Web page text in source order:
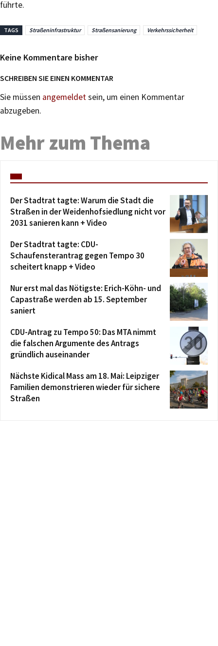
führte.
TAGS Straßeninfrastruktur Straßensanierung Verkehrssicherheit
Keine Kommentare bisher
SCHREIBEN SIE EINEN KOMMENTAR
Sie müssen angemeldetsein, um einen Kommentar
abzugeben.
Mehr zum Thema
Der Stadtrat tagte: Warum die Stadt die
Straßen in der Weidenhofsiedlung nicht vor
2031 sanieren kann + Video
Der Stadtrat tagte: CDU-
Schaufensterantrag gegen Tempo 30
scheitert knapp + Video
Nur erst mal das Nötigste: Erich-Köhn- und
Capastraße werden ab 15. September
saniert
CDU-Antrag zu Tempo 50: Das MTA nimmt
die falschen Argumente des Antrags
gründlich auseinander
Nächste Kidical Mass am 18. Mai: Leipziger
Familien demonstrieren wieder für sichere
Straßen